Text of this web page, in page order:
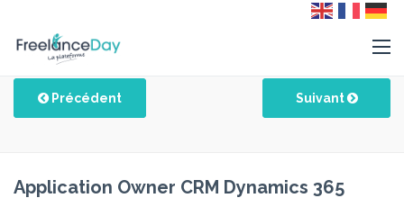
Précédent Suivant
Application Owner CRM Dynamics 365